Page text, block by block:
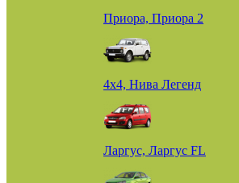
Приора, Приора 2
4х4, Нива Легенд
Ларгус, Ларгус FL